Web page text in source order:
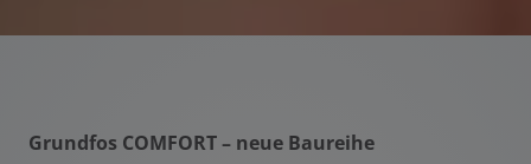
Grundfos COMFORT – neue Baureihe